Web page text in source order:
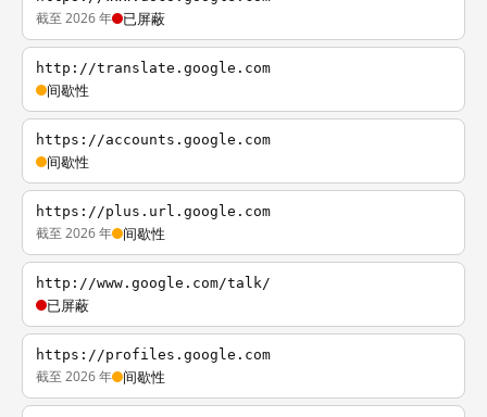
截至 2026 年 已屏蔽
http://translate.google.com
间歇性
https://accounts.google.com
间歇性
https://plus.url.google.com
截至 2026 年 间歇性
http://www.google.com/talk/
已屏蔽
https://profiles.google.com
截至 2026 年 间歇性